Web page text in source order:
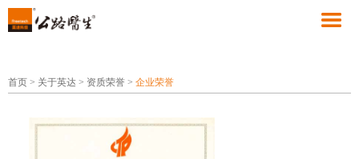
首页 > 关于英达 > 资质荣誉 > 企业荣誉